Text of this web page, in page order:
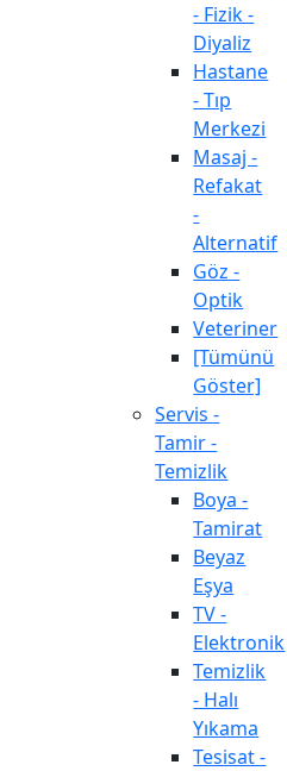
- Fizik -
Diyaliz
Hastane
- Tıp
Merkezi
Masaj -
Refakat
-
Alternatif
Göz -
Optik
Veteriner
[Tümünü
Göster]
Servis -
Tamir -
Temizlik
Boya -
Tamirat
Beyaz
Eşya
TV -
Elektronik
Temizlik
- Halı
Yıkama
Tesisat -